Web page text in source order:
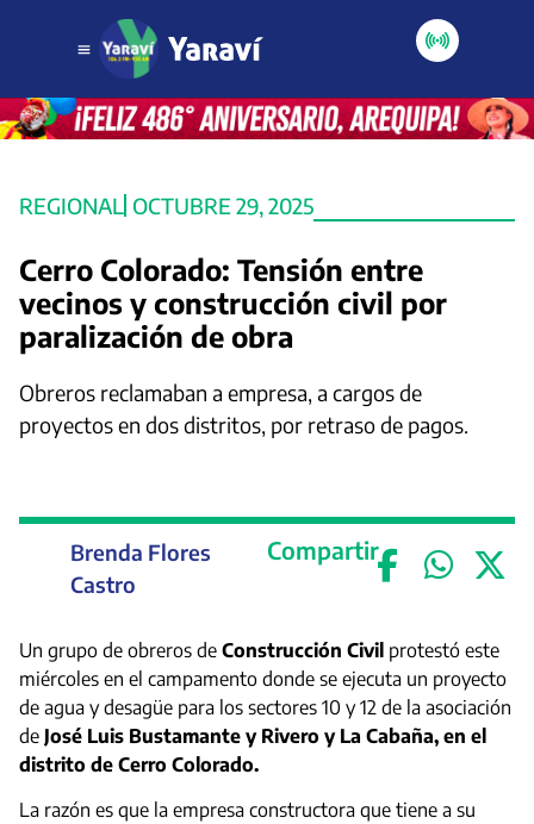
REGIONAL OCTUBRE 29, 2025
Cerro Colorado: Tensión entre
vecinos y construcción civil por
paralización de obra
Obreros reclamaban a empresa, a cargos de
proyectos en dos distritos, por retraso de pagos.
Brenda Flores
Castro
Compartir
Un grupo de obreros de Construcción Civil protestó este
miércoles en el campamento donde se ejecuta un proyecto
de agua y desagüe para los sectores 10 y 12 de la asociación
de José Luis Bustamante y Rivero y La Cabaña, en el
distrito de Cerro Colorado.
La razón es que la empresa constructora que tiene a su